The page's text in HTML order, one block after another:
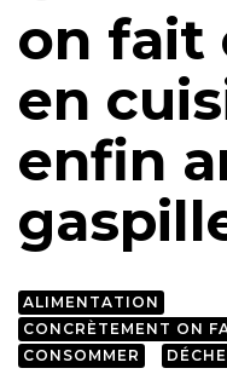
on fait
en
enfin
ALIMENTATION
CONCRÈTEMENT ON
CONSOMMER